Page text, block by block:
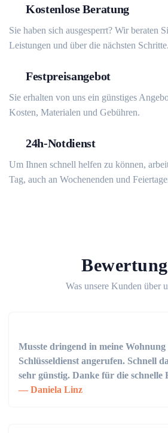
Kostenlose Beratung
Sie haben sich ausgesperrt? Wir beraten
Leistungen und über die nächsten Schritte.
Festpreisangebot
Sie erhalten von uns ein günstiges
Kosten, Materialen und Gebühren.
24h-Notdienst
Um Ihnen schnell helfen zu können,
Tag, auch an Wochenenden und
Was unsere Kunden über
Musste dringend in meine Wohnung
Schlüsseldienst angerufen. Schnell
sehr günstig. Danke für die schnelle
Daniela Linz